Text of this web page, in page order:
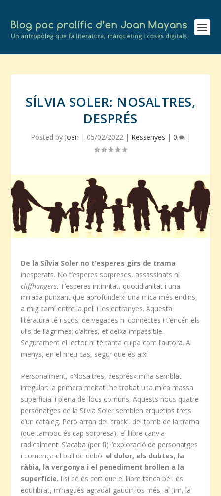
SÍLVIA SOLER: NOSALTRES,
DESPRÉS
Posted by Joan | 05/02/2022| Ressenyes | 0 |
De la Sílvia Soler no t’esperes girs de trama
inesperats. No t’esperes sorpreses, assassinats ni
cliffhangers. T’esperes intimitat, quotidianitat i una
mirada punxant que aprofundeixi una mica més endins,
a mig camí entre la pell i les entranyes. Aquesta
literatura té riscos: de vegades hi connectes i t’encén els
ulls de llàgrimes; d’altres, et deixa impassible.
Segurament el lector hi té tanta culpa com l’autora. Al
menys, en el meu cas, segur que és així.
Personalment, «Nosaltres, després» m’ha semblat
irregular: la primera meitat l’he trobat una mica massa
superficial i plena de llocs comuns. Aquests nous quatre
personatges de la Sílvia Soler semblen arquetips trets
d’un catàleg. Però arran del ‘crack’, del tomb de la trama
(que tampoc és cap sorpresa), el llibre canvia
radicalment. S’acaba (per fi) l’exploració de personatges
i comença el ball de debò: el dolor, els dubtes, la
ràbia, la vergonya i el penediment brollen a la
superfície. I si bé és cert que el llibre tanca bé i és
equilibrat, m’hagués agradat gaudir-los més, al Jim, la